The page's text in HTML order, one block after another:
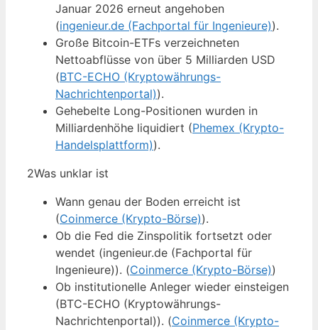
Januar 2026 erneut angehoben
(ingenieur.de (Fachportal für Ingenieure)).
Große Bitcoin-ETFs verzeichneten
Nettoabflüsse von über 5 Milliarden USD
(BTC-ECHO (Kryptowährungs-
Nachrichtenportal)).
Gehebelte Long-Positionen wurden in
Milliardenhöhe liquidiert (Phemex (Krypto-
Handelsplattform)).
2Was unklar ist
Wann genau der Boden erreicht ist
(Coinmerce (Krypto-Börse)).
Ob die Fed die Zinspolitik fortsetzt oder
wendet (ingenieur.de (Fachportal für
Ingenieure)). (Coinmerce (Krypto-Börse))
Ob institutionelle Anleger wieder einsteigen
(BTC-ECHO (Kryptowährungs-
Nachrichtenportal)). (Coinmerce (Krypto-